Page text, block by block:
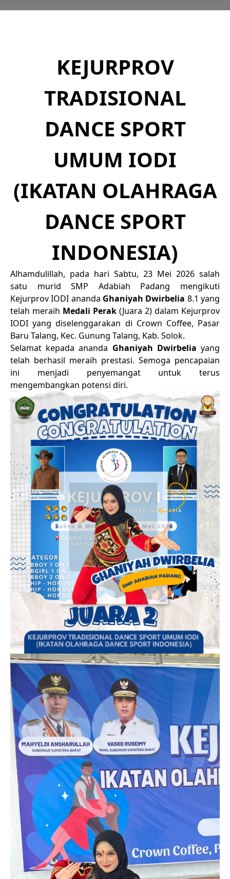
KEJURPROV
TRADISIONAL
DANCE SPORT
UMUM IODI
(IKATAN OLAHRAGA
DANCE SPORT
INDONESIA)
Alhamdulillah, pada hari Sabtu, 23 Mei 2026 salah
satu murid SMP Adabiah Padang mengikuti
Kejurprov IODI ananda Ghaniyah Dwirbelia 8.1 yang
telah meraih Medali Perak (Juara 2) dalam Kejurprov
IODI yang diselenggarakan di Crown Coffee, Pasar
Baru Talang, Kec. Gunung Talang, Kab. Solok.
Selamat kepada ananda Ghaniyah Dwirbelia yang
telah berhasil meraih prestasi. Semoga pencapaian
ini menjadi penyemangat untuk terus
mengembangkan potensi diri.